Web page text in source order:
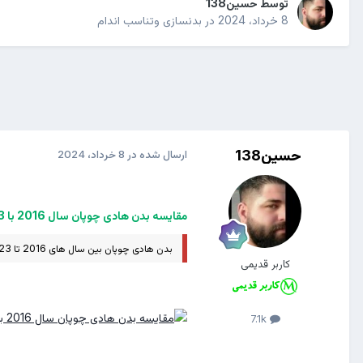
توسط حسین138
8 خرداد، 2024
در بدنسازی وتناسب اندام
حسین138
کاربر قدیمی
7.1k
ارسال شده در 8 خرداد، 2024
مقایسه بدن هادی چوپان سال 2016 با 2023/ عکس
بدن هادی چوپان بین سال های 2016 تا 2023 تغییرات زیادی کرد که در تصویر زیر می بینید.